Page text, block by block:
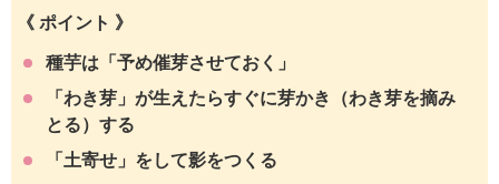
《 ポイント 》
種芋は「予め催芽させておく」
「わき芽」が生えたらすぐに芽かき（わき芽を摘み
とる）する
「土寄せ」をして影をつくる